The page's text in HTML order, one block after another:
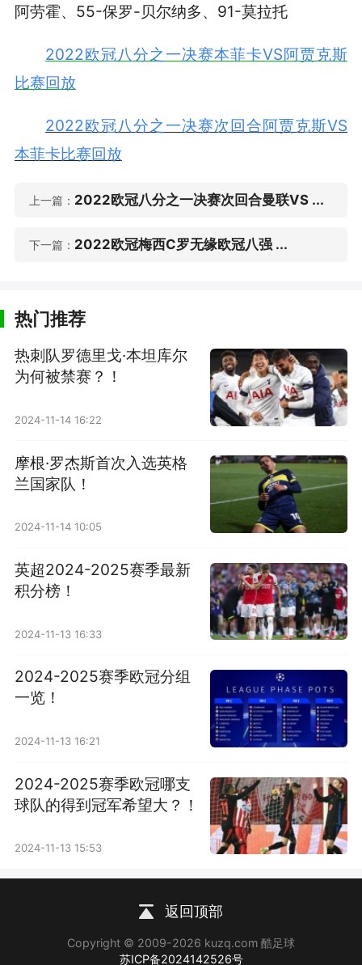
阿劳霍、55-保罗-贝尔纳多、91-莫拉托
2022欧冠八分之一决赛本菲卡VS阿贾克斯
比赛回放
2022欧冠八分之一决赛次回合阿贾克斯VS
本菲卡比赛回放
上一篇： 2022欧冠八分之一决赛次回合曼联VS ...
下一篇： 2022欧冠梅西C罗无缘欧冠八强 ...
热门推荐
热刺队罗德里戈·本坦库尔
为何被禁赛？！
2024-11-14 16:22
摩根·罗杰斯首次入选英格
兰国家队！
2024-11-14 10:05
英超2024-2025赛季最新
积分榜！
2024-11-13 16:33
2024-2025赛季欧冠分组
一览！
2024-11-13 16:21
2024-2025赛季欧冠哪支
球队的得到冠军希望大？！
2024-11-13 15:53
返回顶部
Copyright © 2009-2026 kuzq.com 酷足球
苏ICP备2024142526号